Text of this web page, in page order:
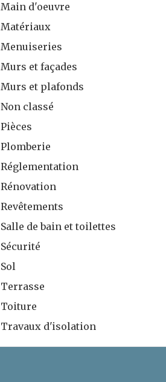
Main d'oeuvre
Matériaux
Menuiseries
Murs et façades
Murs et plafonds
Non classé
Pièces
Plomberie
Réglementation
Rénovation
Revêtements
Salle de bain et toilettes
Sécurité
Sol
Terrasse
Toiture
Travaux d'isolation